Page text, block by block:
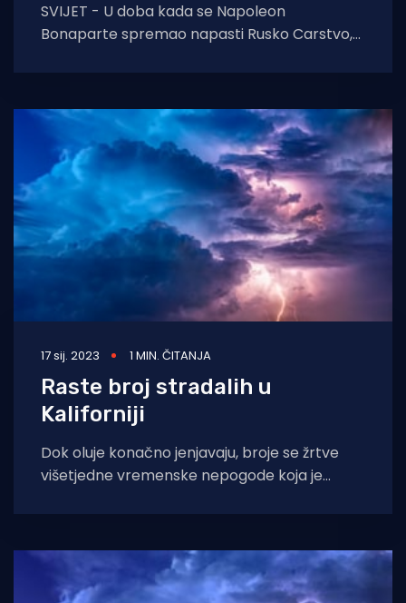
SVIJET - U doba kada se Napoleon
Bonaparte spremao napasti Rusko Carstvo,
Havajima.
17 sij. 2023 1 MIN. ČITANJA
Raste broj stradalih u
Kaliforniji
Dok oluje konačno jenjavaju, broje se žrtve
višetjedne vremenske nepogode koja je
padale